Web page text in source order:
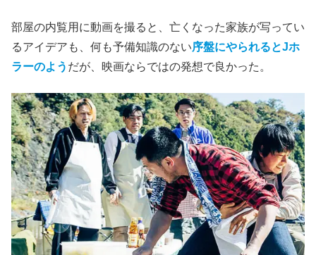
部屋の内覧用に動画を撮ると、亡くなった家族が写ってい
るアイデアも、何も予備知識のない序盤にやられるとJホ
ラーのよう だが、映画ならではの発想で良かった。